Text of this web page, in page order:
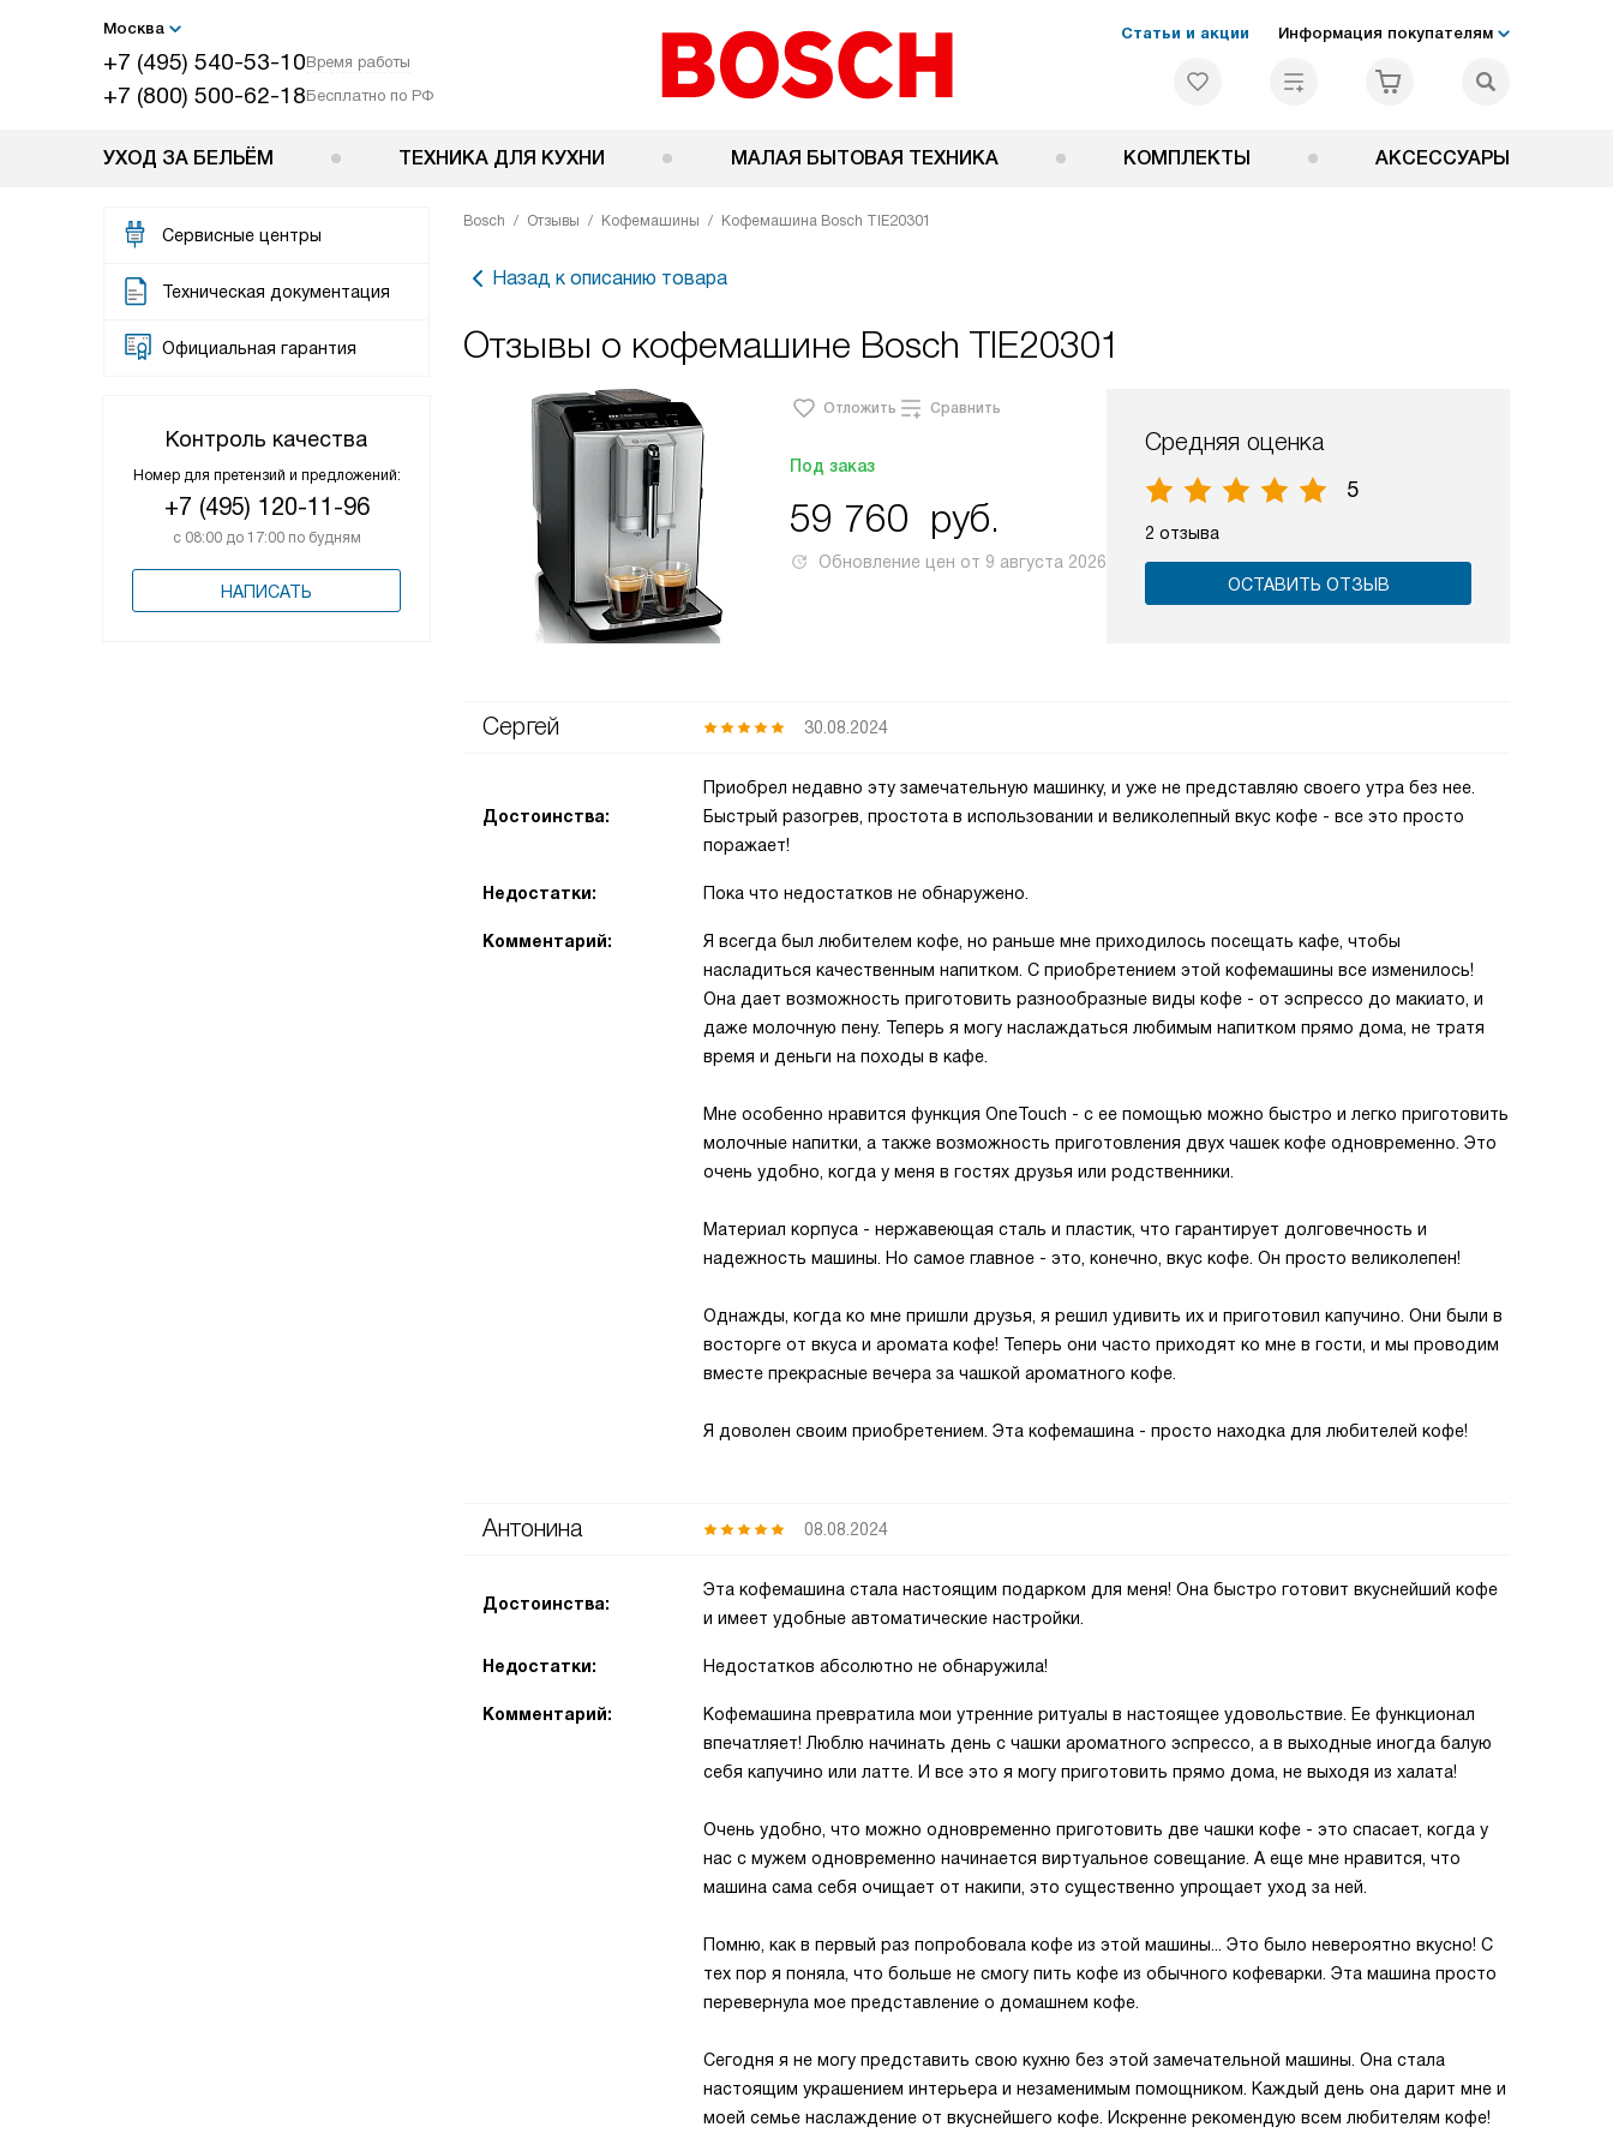
Москва
+7 (495) 540-53-10Время работы
+7 (800) 500-62-18Бесплатно по РФ
Статьи и акции Информация покупателям
УХОД ЗА БЕЛЬЁМ ТЕХНИКА ДЛЯ КУХНИ МАЛАЯ БЫТОВАЯ ТЕХНИКА КОМПЛЕКТЫ АКСЕССУАРЫ
Сервисные центры
Техническая документация
Официальная гарантия
Контроль качества
Номер для претензий и предложений:
+7 (495) 120-11-96
с 08:00 до 17:00 по будням
НАПИСАТЬ
Bosch Отзывы Кофемашины Кофемашина Bosch TIE20301
Назад к описанию товара
Отзывы о кофемашине Bosch TIE20301
Отложить Сравнить
Под заказ
59 760 руб.
Обновление цен от 9 августа 2026
Средняя оценка
5
2 отзыва
ОСТАВИТЬ ОТЗЫВ
Сергей 30.08.2024
Достоинства:
Приобрел недавно эту замечательную машинку, и уже не представляю своего утра без нее.
Быстрый разогрев, простота в использовании и великолепный вкус кофе - все это просто
поражает!
Недостатки: Пока что недостатков не обнаружено.
Комментарий:
Я всегда был любителем кофе, но раньше мне приходилось посещать кафе, чтобы
насладиться качественным напитком. С приобретением этой кофемашины все изменилось!
Она дает возможность приготовить разнообразные виды кофе - от эспрессо до макиато, и
даже молочную пену. Теперь я могу наслаждаться любимым напитком прямо дома, не тратя
время и деньги на походы в кафе.
Мне особенно нравится функция OneTouch - с ее помощью можно быстро и легко приготовить
молочные напитки, а также возможность приготовления двух чашек кофе одновременно. Это
очень удобно, когда у меня в гостях друзья или родственники.
Материал корпуса - нержавеющая сталь и пластик, что гарантирует долговечность и
надежность машины. Но самое главное - это, конечно, вкус кофе. Он просто великолепен!
Однажды, когда ко мне пришли друзья, я решил удивить их и приготовил капучино. Они были в
восторге от вкуса и аромата кофе! Теперь они часто приходят ко мне в гости, и мы проводим
вместе прекрасные вечера за чашкой ароматного кофе.
Я доволен своим приобретением. Эта кофемашина - просто находка для любителей кофе!
Антонина 08.08.2024
Достоинства:
Эта кофемашина стала настоящим подарком для меня! Она быстро готовит вкуснейший кофе
и имеет удобные автоматические настройки.
Недостатки: Недостатков абсолютно не обнаружила!
Комментарий:
Кофемашина превратила мои утренние ритуалы в настоящее удовольствие. Ее функционал
впечатляет! Люблю начинать день с чашки ароматного эспрессо, а в выходные иногда балую
себя капучино или латте. И все это я могу приготовить прямо дома, не выходя из халата!
Очень удобно, что можно одновременно приготовить две чашки кофе - это спасает, когда у
нас с мужем одновременно начинается виртуальное совещание. А еще мне нравится, что
машина сама себя очищает от накипи, это существенно упрощает уход за ней.
Помню, как в первый раз попробовала кофе из этой машины... Это было невероятно вкусно! С
тех пор я поняла, что больше не смогу пить кофе из обычного кофеварки. Эта машина просто
перевернула мое представление о домашнем кофе.
Сегодня я не могу представить свою кухню без этой замечательной машины. Она стала
настоящим украшением интерьера и незаменимым помощником. Каждый день она дарит мне и
моей семье наслаждение от вкуснейшего кофе. Искренне рекомендую всем любителям кофе!